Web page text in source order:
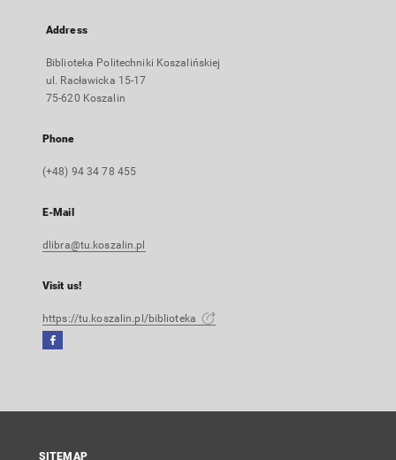
Address
Biblioteka Politechniki Koszalińskiej
ul. Racławicka 15-17
75-620 Koszalin
Phone
(+48) 94 34 78 455
E-Mail
dlibra@tu.koszalin.pl
Visit us!
https://tu.koszalin.pl/biblioteka
Facebook
open
SITEMAP